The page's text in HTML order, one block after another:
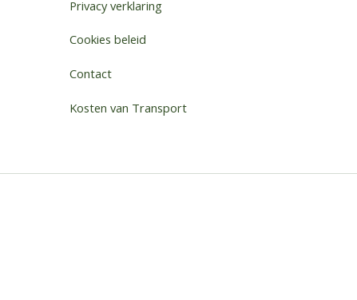
Privacy verklaring
Cookies beleid
Contact
Kosten van Transport